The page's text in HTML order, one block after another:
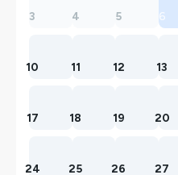
3 4 5 6
10 11 12 13
17 18 19 20
24 25 26 27